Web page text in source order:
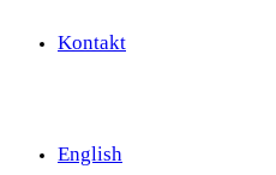
Kontakt
English